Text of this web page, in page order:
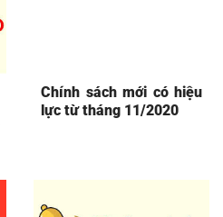
Chính sách mới có hiệu
lực từ tháng 11/2020